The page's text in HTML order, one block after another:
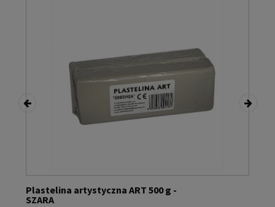
Plastelina artystyczna ART 500 g -
SZARA